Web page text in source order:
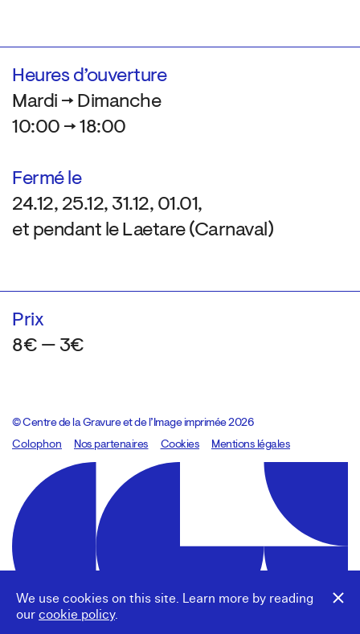
We use cookies on this site. Learn more by reading
our cookie policy.
Heures d’ouverture
Mardi → Dimanche
10:00 → 18:00
Fermé le
24.12, 25.12, 31.12, 01.01,
et pendant le Laetare (Carnaval)
Prix
8€ — 3€
© Centre de la Gravure et de l’Image imprimée 2026
Colophon
Design:Marcel Kaczmarek, code:8080.studio
Nos partenaires Cookies Mentions légales